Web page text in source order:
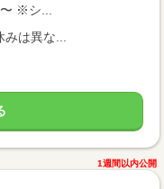
※シ...
は異な...
1週間以内公開